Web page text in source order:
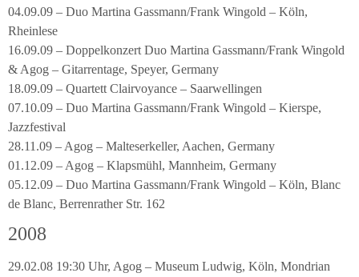
04.09.09 – Duo Martina Gassmann/Frank Wingold – Köln,
Rheinlese
16.09.09 – Doppelkonzert Duo Martina Gassmann/Frank Wingold
& Agog – Gitarrentage, Speyer, Germany
18.09.09 – Quartett Clairvoyance – Saarwellingen
07.10.09 – Duo Martina Gassmann/Frank Wingold – Kierspe,
Jazzfestival
28.11.09 – Agog – Malteserkeller, Aachen, Germany
01.12.09 – Agog – Klapsmühl, Mannheim, Germany
05.12.09 – Duo Martina Gassmann/Frank Wingold – Köln, Blanc
de Blanc, Berrenrather Str. 162
2008
29.02.08 19:30 Uhr, Agog – Museum Ludwig, Köln, Mondrian